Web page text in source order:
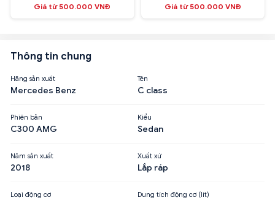
Giá từ 500.000 VNĐ Giá từ 500.000 VNĐ
Thông tin chung
Hãng sản xuất
Mercedes Benz
Tên
C class
Phiên bản
C300 AMG
Kiểu
Sedan
Năm sản xuất
2018
Xuất xứ
Lắp ráp
Loại động cơ Dung tích động cơ (lít)